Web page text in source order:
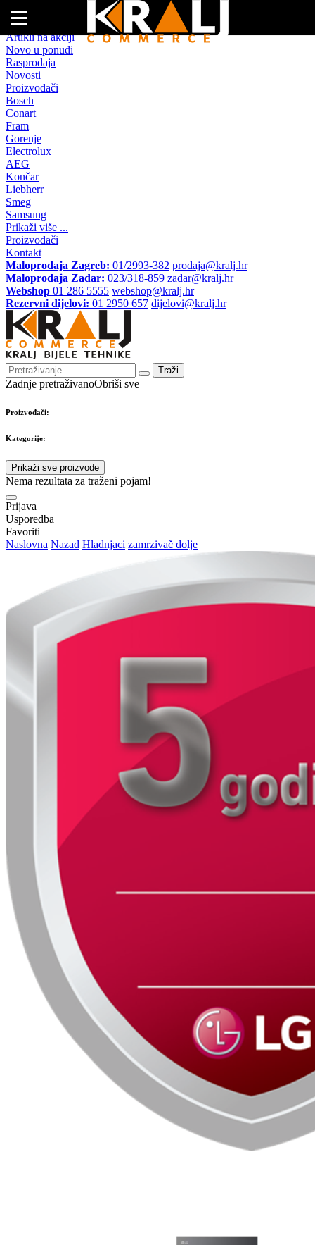
Naslovna
Artikli na akciji
Novo u ponudi
Rasprodaja
Novosti
Proizvođači
Bosch
Conart
Fram
Gorenje
Electrolux
AEG
Končar
Liebherr
Smeg
Samsung
Prikaži više ...
Proizvođači
Kontakt
Maloprodaja Zagreb: 01/2993-382 prodaja@kralj.hr
Maloprodaja Zadar: 023/318-859 zadar@kralj.hr
Webshop 01 286 5555 webshop@kralj.hr
Rezervni dijelovi: 01 2950 657 dijelovi@kralj.hr
Traži
Zadnje pretraživanoObriši sve
Proizvođači:
Kategorije:
Prikaži sve proizvode
Nema rezultata za traženi pojam!
Prijava
Usporedba
Favoriti
Naslovna Nazad Hladnjaci zamrzivač dolje